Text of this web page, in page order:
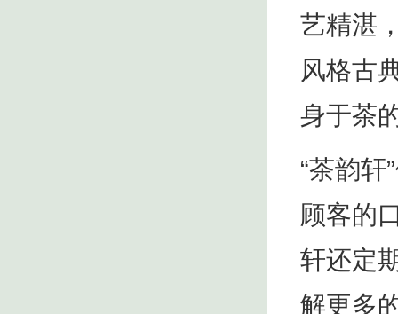
艺精湛
风格古
身于茶
“茶韵
顾客的
轩还定
解更多